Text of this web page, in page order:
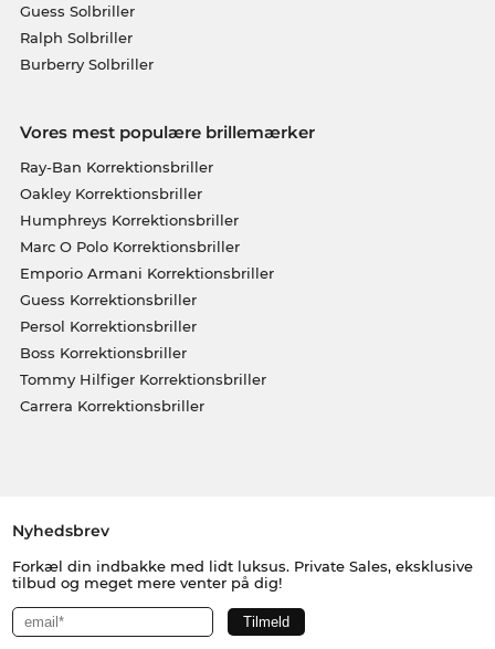
Guess Solbriller
Ralph Solbriller
Burberry Solbriller
Vores mest populære brillemærker
Ray-Ban Korrektionsbriller
Oakley Korrektionsbriller
Humphreys Korrektionsbriller
Marc O Polo Korrektionsbriller
Emporio Armani Korrektionsbriller
Guess Korrektionsbriller
Persol Korrektionsbriller
Boss Korrektionsbriller
Tommy Hilfiger Korrektionsbriller
Carrera Korrektionsbriller
Nyhedsbrev
Forkæl din indbakke med lidt luksus. Private Sales, eksklusive
tilbud og meget mere venter på dig!